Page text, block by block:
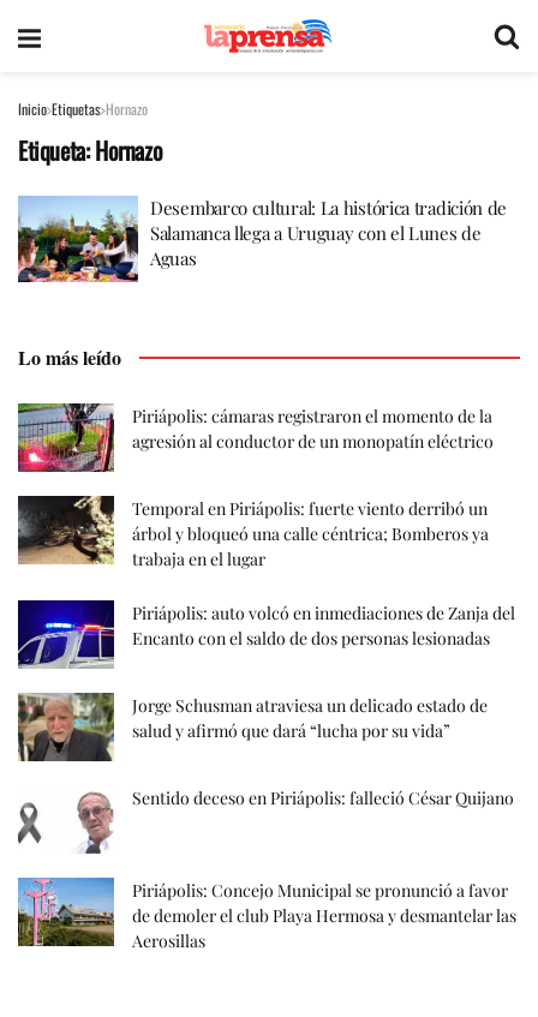
Inicio Etiquetas Hornazo
Etiqueta:Hornazo
Desembarco cultural: La histórica tradición de
Salamanca llega a Uruguay con el Lunes de
Aguas
Lo más leído
Piriápolis: cámaras registraron el momento de la
agresión al conductor de un monopatín eléctrico
Temporal en Piriápolis: fuerte viento derribó un
árbol y bloqueó una calle céntrica; Bomberos ya
trabaja en el lugar
Piriápolis: auto volcó en inmediaciones de Zanja del
Encanto con el saldo de dos personas lesionadas
Jorge Schusman atraviesa un delicado estado de
salud y afirmó que dará “lucha por su vida”
Sentido deceso en Piriápolis: falleció César Quijano
Piriápolis: Concejo Municipal se pronunció a favor
de demoler el club Playa Hermosa y desmantelar las
Aerosillas